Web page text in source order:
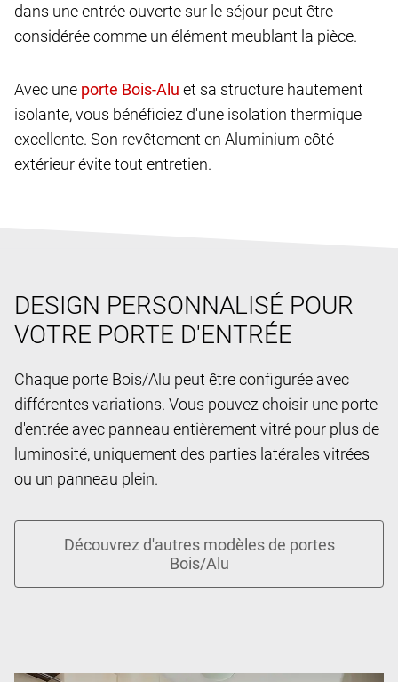
dans une entrée ouverte sur le séjour peut être
considérée comme un élément meublant la pièce.
Avec une
et sa structure hautement
isolante, vous bénéficiez d'une isolation thermique
excellente. Son revêtement en Aluminium côté
extérieur évite tout entretien.
DESIGN PERSONNALISÉ POUR
VOTRE PORTE D'ENTRÉE
Chaque porte Bois/Alu peut être configurée avec
différentes variations. Vous pouvez choisir une porte
d'entrée avec panneau entièrement vitré pour plus de
luminosité, uniquement des parties latérales vitrées
ou un panneau plein.